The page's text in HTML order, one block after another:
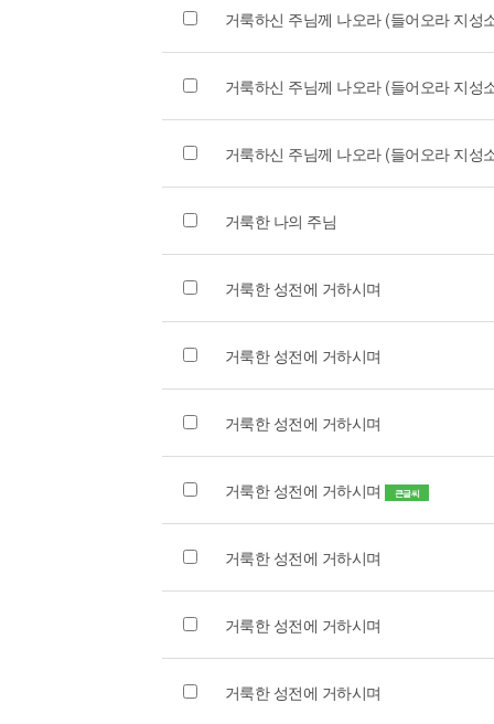
거룩하신 주님께 나오라 (들어오라 지성
거룩하신 주님께 나오라 (들어오라 지성
거룩하신 주님께 나오라 (들어오라 지성
거룩한 나의 주님
거룩한 성전에 거하시며
거룩한 성전에 거하시며
거룩한 성전에 거하시며
거룩한 성전에 거하시며 큰글씨
거룩한 성전에 거하시며
거룩한 성전에 거하시며
거룩한 성전에 거하시며